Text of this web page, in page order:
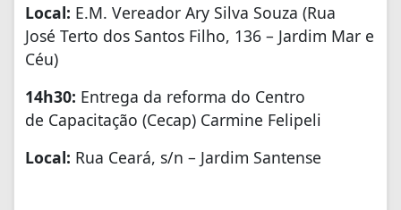
Local: E.M. Vereador Ary Silva Souza (Rua
José Terto dos Santos Filho, 136 – Jardim Mar e
Céu)
14h30: Entrega da reforma do Centro
de Capacitação (Cecap) Carmine Felipeli
Local: Rua Ceará, s/n – Jardim Santense